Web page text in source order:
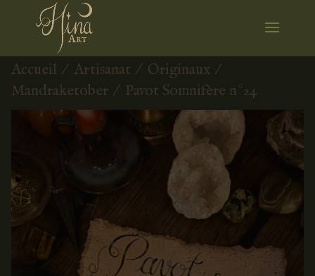
Accueil / Artisanat / Originaux /
Mandraketober / Pavot Somnifère n°24